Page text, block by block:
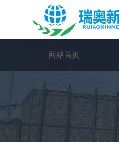
网站首页